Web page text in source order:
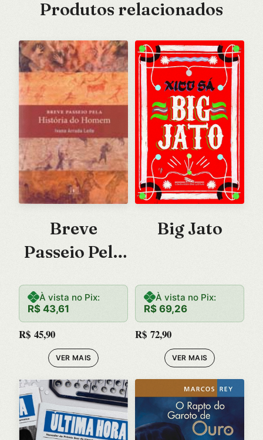
Produtos relacionados
Breve
Passeio Pela
Homem
À vista no Pix:
R$ 43,61
R$ 45,90
VER MAIS
Big Jato
À vista no Pix:
R$ 69,26
R$ 72,90
VER MAIS